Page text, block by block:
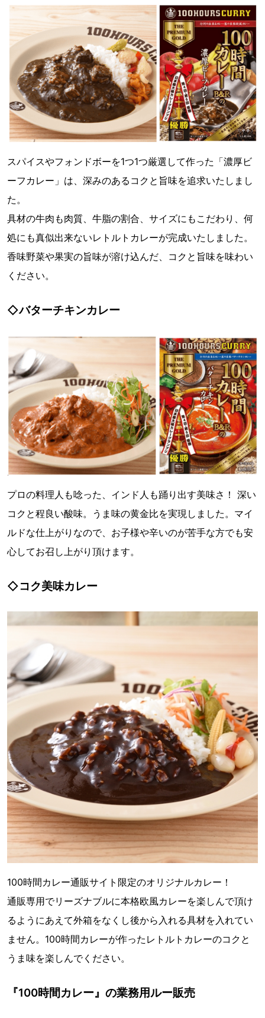
スパイスやフォンドボーを1つ1つ厳選して作った「濃厚ビ
ーフカレー」は、深みのあるコクと旨味を追求いたしまし
た。
具材の牛肉も肉質、牛脂の割合、サイズにもこだわり、何
処にも真似出来ないレトルトカレーが完成いたしました。
香味野菜や果実の旨味が溶け込んだ、コクと旨味を味わい
ください。
◇バターチキンカレー
プロの料理人も唸った、インド人も踊り出す美味さ！ 深い
コクと程良い酸味。うま味の黄金比を実現しました。マイ
ルドな仕上がりなので、お子様や辛いのが苦手な方でも安
心してお召し上がり頂けます。
◇コク美味カレー
100時間カレー通販サイト限定のオリジナルカレー！
通販専用でリーズナブルに本格欧風カレーを楽しんで頂け
るようにあえて外箱をなくし後から入れる具材を入れてい
ません。100時間カレーが作ったレトルトカレーのコクと
うま味を楽しんでください。
『100時間カレー』の業務用ルー販売